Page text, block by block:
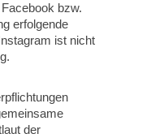
bzw.
erfolgende
ist nicht
der